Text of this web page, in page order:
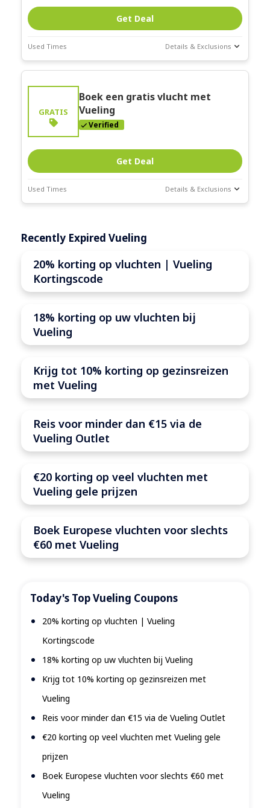
Today's Top Vueling Coupons
20% korting op vluchten | Vueling
Kortingscode
18% korting op uw vluchten bij Vueling
Krijg tot 10% korting op gezinsreizen met
Vueling
Reis voor minder dan €15 via de Vueling Outlet
€20 korting op veel vluchten met Vueling gele
prijzen
Boek Europese vluchten voor slechts €60 met
Vueling
Get Deal
Used Times Details & Exclusions
Deal Stats
Expires:Feb-
GRATIS
Boek een gratis vlucht met
Vueling
Verified
Get Deal
Used Times Details & Exclusions
28-2026
Recently Expired Vueling
20% korting op vluchten | Vueling
Kortingscode
18% korting op uw vluchten bij
Vueling
Krijg tot 10% korting op gezinsreizen
met Vueling
Reis voor minder dan €15 via de
Vueling Outlet
€20 korting op veel vluchten met
Vueling gele prijzen
Boek Europese vluchten voor slechts
€60 met Vueling